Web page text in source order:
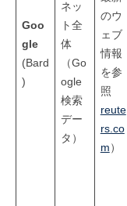
Goo
gle
(Bard
)
ネッ
ト全
体
（Go
ogle
検索
デー
タ）
のウ
ェブ
情報
を参
照
reute
rs.co
m ）